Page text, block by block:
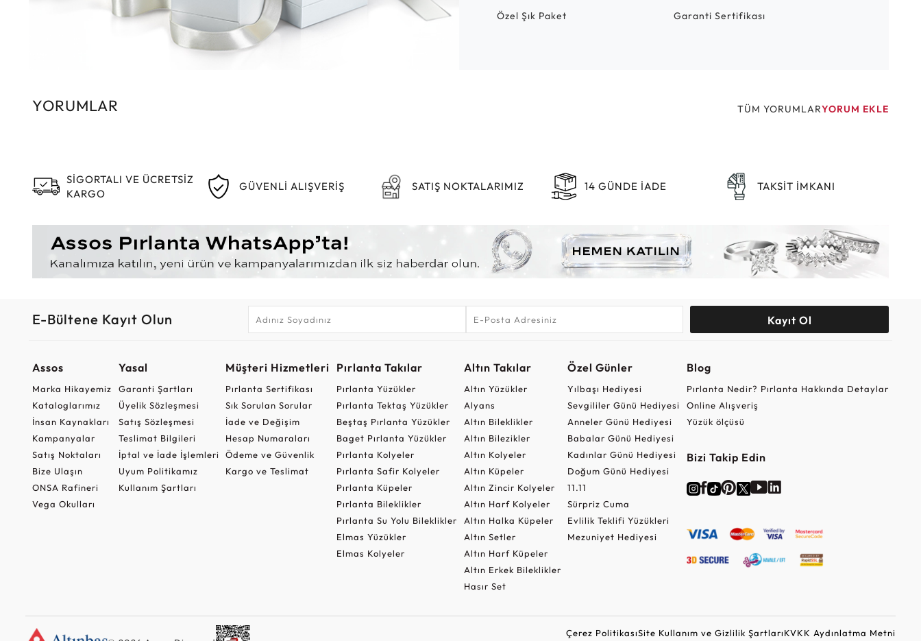
Özel Şık Paket Garanti Sertifikası
YORUMLAR TÜM YORUMLARYORUM EKLE
SİGORTALI VE ÜCRETSİZ
KARGO
GÜVENLİ ALIŞVERİŞ SATIŞ NOKTALARIMIZ 14 GÜNDE İADE TAKSİT İMKANI
E-Bültene Kayıt Olun Kayıt Ol
Assos
Marka Hikayemiz
Kataloglarımız
İnsan Kaynakları
Kampanyalar
Satış Noktaları
Bize Ulaşın
ONSA Rafineri
Vega Okulları
Yasal
Garanti Şartları
Üyelik Sözleşmesi
Satış Sözleşmesi
Teslimat Bilgileri
İptal ve İade İşlemleri
Uyum Politikamız
Kullanım Şartları
Müşteri Hizmetleri
Pırlanta Sertifikası
Sık Sorulan Sorular
İade ve Değişim
Hesap Numaraları
Ödeme ve Güvenlik
Kargo ve Teslimat
Pırlanta Takılar
Pırlanta Yüzükler
Pırlanta Tektaş Yüzükler
Beştaş Pırlanta Yüzükler
Baget Pırlanta Yüzükler
Pırlanta Kolyeler
Pırlanta Safir Kolyeler
Pırlanta Küpeler
Pırlanta Bileklikler
Pırlanta Su Yolu Bileklikler
Elmas Yüzükler
Elmas Kolyeler
Altın Takılar
Altın Yüzükler
Alyans
Altın Bileklikler
Altın Bilezikler
Altın Kolyeler
Altın Küpeler
Altın Zincir Kolyeler
Altın Harf Kolyeler
Altın Halka Küpeler
Altın Setler
Altın Harf Küpeler
Altın Erkek Bileklikler
Hasır Set
Özel Günler
Yılbaşı Hediyesi
Sevgililer Günü Hediyesi
Anneler Günü Hediyesi
Babalar Günü Hediyesi
Kadınlar Günü Hediyesi
Doğum Günü Hediyesi
11.11
Sürpriz Cuma
Evlilik Teklifi Yüzükleri
Mezuniyet Hediyesi
Blog
Pırlanta Nedir? Pırlanta Hakkında Detaylar
Online Alışveriş
Yüzük ölçüsü
Bizi Takip Edin
Çerez PolitikasıSite Kullanım ve Gizlilik ŞartlarıKVKK Aydınlatma Metni